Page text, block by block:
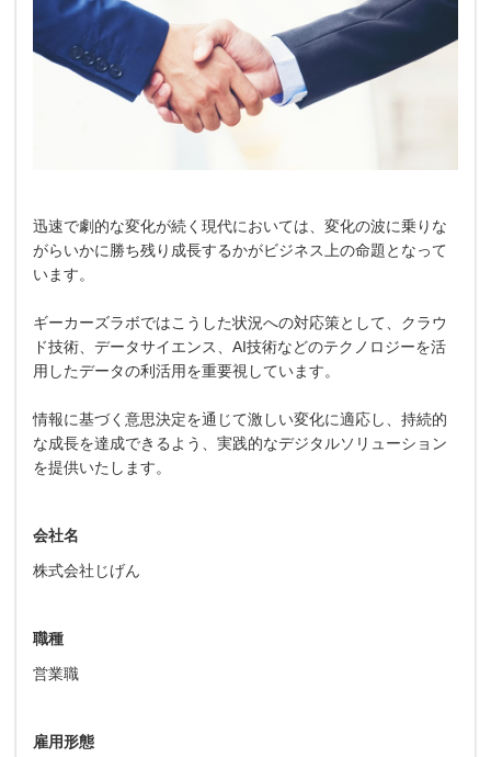
迅速で劇的な変化が続く現代においては、変化の波に乗りな
がらいかに勝ち残り成長するかがビジネス上の命題となって
います。
ギーカーズラボではこうした状況への対応策として、クラウ
ド技術、データサイエンス、AI技術などのテクノロジーを活
用したデータの利活用を重要視しています。
情報に基づく意思決定を通じて激しい変化に適応し、持続的
な成長を達成できるよう、実践的なデジタルソリューション
を提供いたします。
会社名
株式会社じげん
職種
営業職
雇用形態